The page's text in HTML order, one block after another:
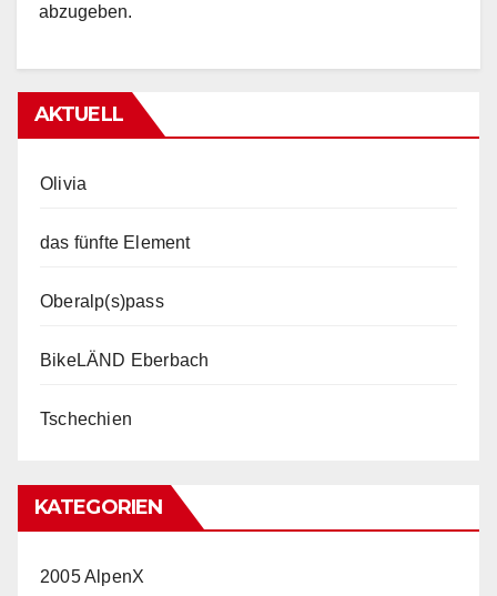
abzugeben.
AKTUELL
Olivia
das fünfte Element
Oberalp(s)pass
BikeLÄND Eberbach
Tschechien
KATEGORIEN
2005 AlpenX